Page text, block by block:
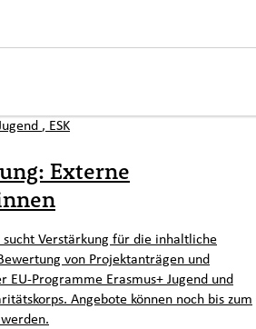
, ESK
Externe
sucht Verstärkung für die inhaltliche
von Projektanträgen und
EU-Programme Erasmus+ Jugend und
Angebote können noch bis zum